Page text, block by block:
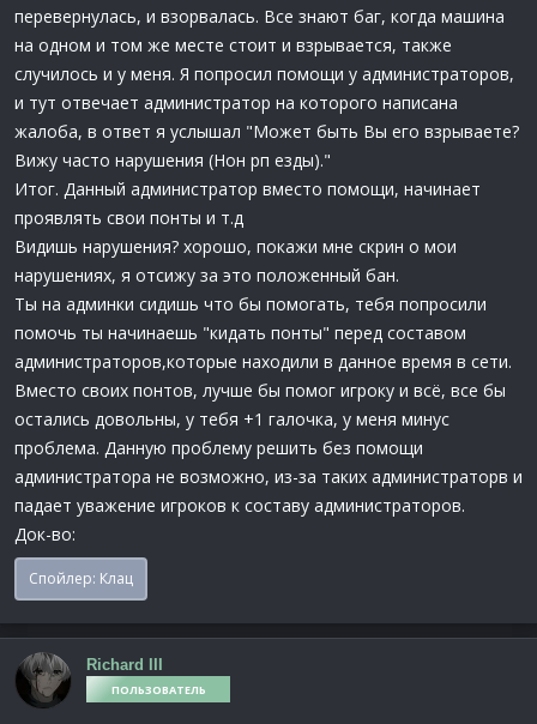
перевернулась, и взорвалась. Все знают баг, когда машина
на одном и том же месте стоит и взрывается, также
случилось и у меня. Я попросил помощи у администраторов,
и тут отвечает администратор на которого написана
жалоба, в ответ я услышал "Может быть Вы его взрываете?
Вижу часто нарушения (Нон рп езды)."
Итог. Данный администратор вместо помощи, начинает
проявлять свои понты и т.д
Видишь нарушения? хорошо, покажи мне скрин о мои
нарушениях, я отсижу за это положенный бан.
Ты на админки сидишь что бы помогать, тебя попросили
помочь ты начинаешь "кидать понты" перед составом
администраторов,которые находили в данное время в сети.
Вместо своих понтов, лучше бы помог игроку и всё, все бы
остались довольны, у тебя +1 галочка, у меня минус
проблема. Данную проблему решить без помощи
администратора не возможно, из-за таких администраторв и
падает уважение игроков к составу администраторов.
Док-во:
Спойлер: Клац
Richard III
ПОЛЬЗОВАТЕЛЬ